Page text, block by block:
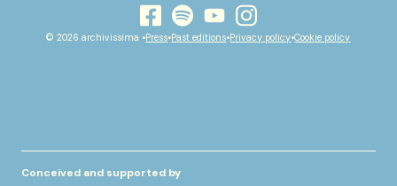
facebook
spotifyyoutubeinstagram
© 2026 archivissima •Press•Past editions•Privacy policy•Cookie policy
Conceived and supported by